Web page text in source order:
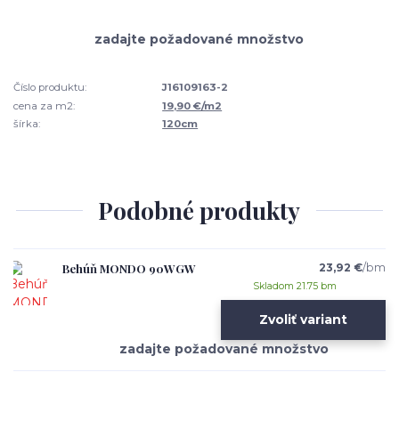
Číslo produktu:
J16109163-2
cena za m2:
19,90 €/m2
šírka:
120cm
Podobné produkty
Behúň MONDO 90WGW 23,92 €/bm
Skladom 21.75 bm
Zvoliť variant